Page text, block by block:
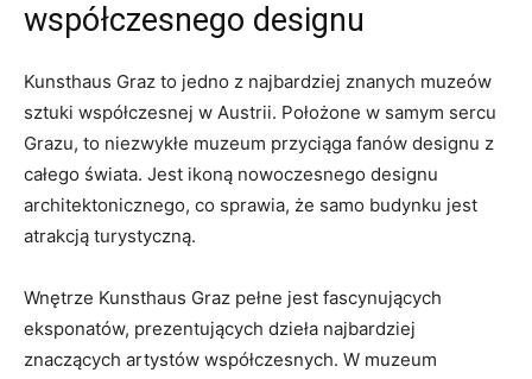
współczesnego designu
Kunsthaus Graz ‌to jedno ⁤z najbardziej znanych muzeów
sztuki współczesnej w Austrii. Położone w samym sercu
Grazu, to⁤ niezwykłe muzeum przyciąga​ fanów designu⁤ z
całego świata.‌ Jest ikoną nowoczesnego designu
architektonicznego, co sprawia, że ⁣samo budynku jest
atrakcją turystyczną.
Wnętrze Kunsthaus Graz pełne jest fascynujących
eksponatów, prezentujących dzieła najbardziej
znaczących artystów współczesnych. W muzeum